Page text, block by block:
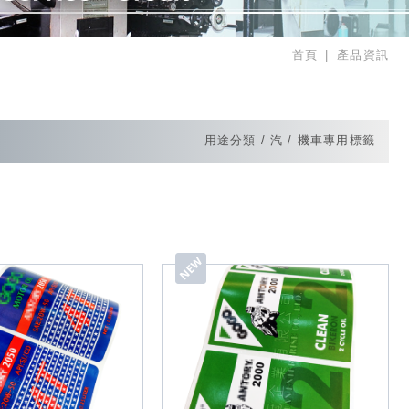
首頁 產品資訊
用途分類 汽 / 機車專用標籤